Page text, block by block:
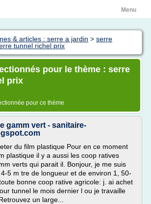
Menu
& articles : serre a jardin > serre
tunnel richel prix
pour le thème : serre
prix
pour ce thème
gamm vert - sanitaire-
du film plastique Pour en ce moment
plastique il y a aussi les coop ratives
verts qui parait il. Bonjour, je me suis
5 m tre de longueur et de environ 1, 50-
bonne coop rative agricole: j. ai achet
tunnel le mois dernier l ou je travaille
un large...